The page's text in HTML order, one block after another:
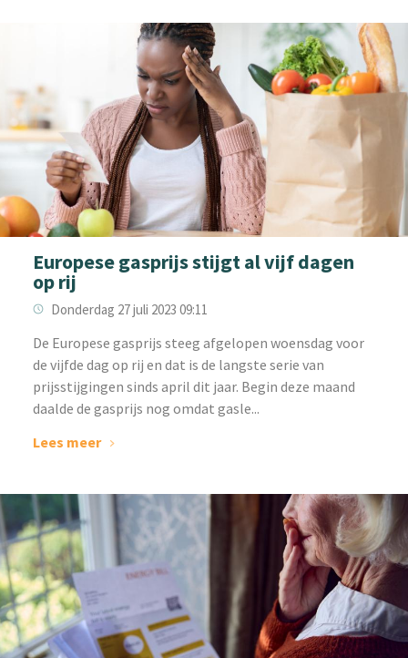
Europese gasprijs stijgt al vijf dagen
op rij
Donderdag 27 juli 2023 09:11
‌De Europese gasprijs steeg afgelopen woensdag voor
de vijfde dag op rij en dat is de langste serie van
prijsstijgingen sinds april dit jaar. Begin deze maand
daalde de gasprijs nog omdat gasle...
Lees meer